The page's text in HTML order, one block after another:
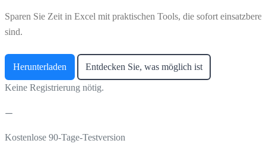
Sparen Sie Zeit in Excel mit praktischen Tools, die sofort einsatzbereit
sind.
Herunterladen Entdecken Sie, was möglich ist
Keine Registrierung nötig.
Kostenlose 90-Tage-Testversion